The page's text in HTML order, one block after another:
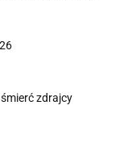
zdrajcy